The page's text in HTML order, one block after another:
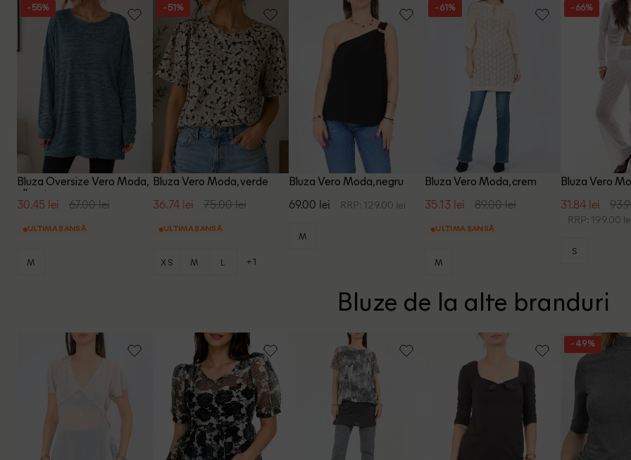
- 55%
Bluza Oversize Vero Moda,
albastru
30.45 lei 67.00 lei
ULTIMA ȘANSĂ
M
- 51%
Bluza Vero Moda, verde
36.74 lei 75.00 lei
ULTIMA ȘANSĂ
XS M L +1
Bluza Vero Moda, negru
69.00 lei RRP: 129.00 lei
M
- 61%
Bluza Vero Moda, crem
35.13 lei 89.00 lei
ULTIMA ȘANSĂ
M
- 66%
Bluza Vero
31.84 lei
RRP: 199.00
S
Bluze de la alte branduri
- 49%